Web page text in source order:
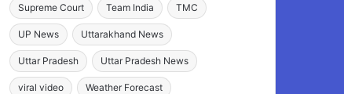
Supreme Court Team India TMC
UP News Uttarakhand News
Uttar Pradesh Uttar Pradesh News
viral video Weather Forecast